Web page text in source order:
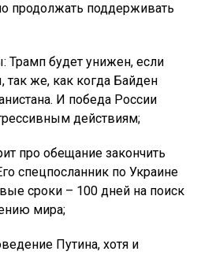
продолжать поддерживать
Трамп будет унижен, если
так же, как когда Байден
И победа России
действиям;
про обещание закончить
спецпосланник по Украине
сроки – 100 дней на поиск
мира;
Путина, хотя и